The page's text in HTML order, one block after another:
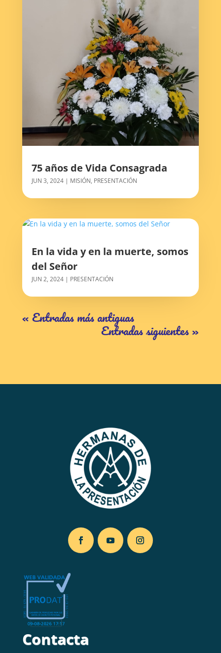
75 años de Vida Consagrada
JUN 3, 2024| MISIÓN, PRESENTACIÓN
En la vida y en la muerte, somos
del Señor
JUN 2, 2024| PRESENTACIÓN
« Entradas más antiguas
Entradas siguientes »
Contacta